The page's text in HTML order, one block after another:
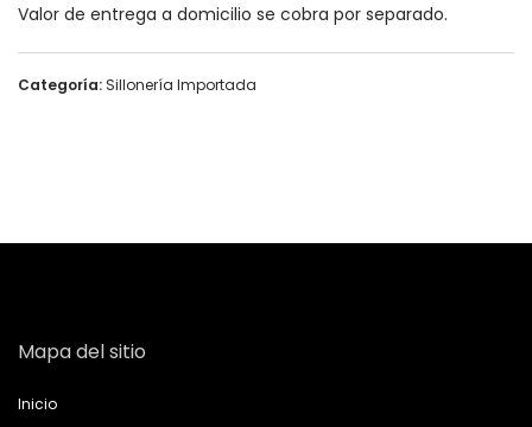
Valor de entrega a domicilio se cobra por separado.
Categoría: Sillonería Importada
Mapa del sitio
Inicio